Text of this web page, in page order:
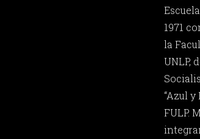
1971
la
UNLP,
“Azul
FULP.